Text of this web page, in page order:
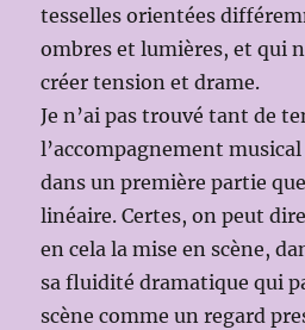
tesselles orientées
ombres et lumières, et qui
créer tension et drame.
Je n’ai pas trouvé tant de
l’accompagnement
dans un première partie
linéaire. Certes, on peut
en cela la mise en scène,
sa fluidité dramatique qui
scène comme un regard